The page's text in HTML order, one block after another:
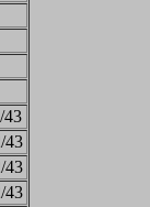
43
43
43
43